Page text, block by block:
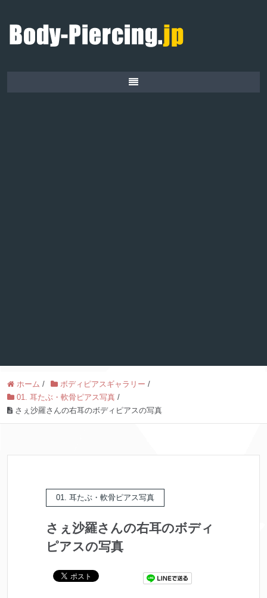
ホーム / ボディピアスギャラリー /
01. 耳たぶ・軟骨ピアス写真 /
さぇ沙羅さんの右耳のボディピアスの写真
01. 耳たぶ・軟骨ピアス写真
さぇ沙羅さんの右耳のボディ
ピアスの写真